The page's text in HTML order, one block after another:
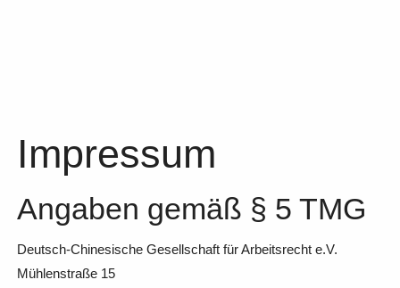
Impressum
Angaben gemäß § 5 TMG
Deutsch-Chinesische Gesellschaft für Arbeitsrecht e.V.
Mühlenstraße 15